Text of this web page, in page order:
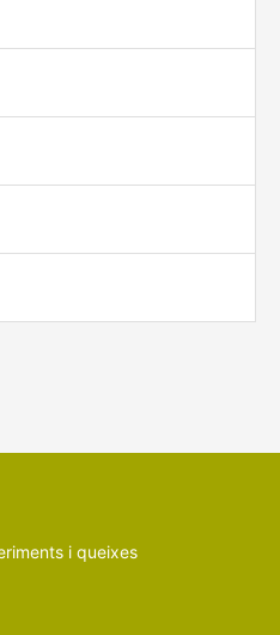
i queixes